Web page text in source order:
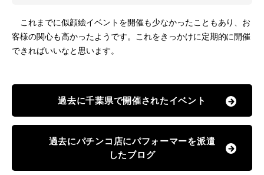
これまでに似顔絵イベントを開催も少なかったこともあり、お
客様の関心も高かったようです。これをきっかけに定期的に開催
できればいいなと思います。
過去に千葉県で開催されたイベント
過去にパチンコ店にパフォーマーを派遣
したブログ